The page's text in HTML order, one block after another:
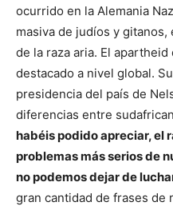
ocurrido en la Alemania
masiva de judíos y
de la raza aria. El
destacado a nivel global.
presidencia del país de
diferencias entre
habéis podido apreciar, el
problemas más serios de
no podemos dejar de
gran cantidad de frases de